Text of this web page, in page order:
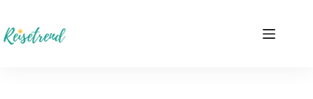
innholdet